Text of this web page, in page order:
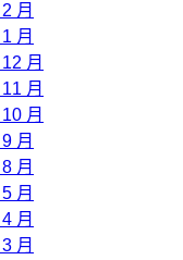
月
月
月
月
月
月
月
月
月
月